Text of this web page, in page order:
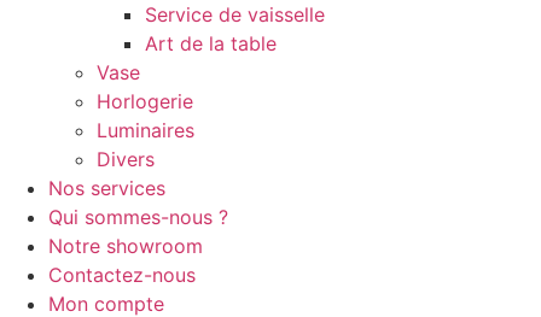
Service de vaisselle
Art de la table
Vase
Horlogerie
Luminaires
Divers
Nos services
Qui sommes-nous ?
Notre showroom
Contactez-nous
Mon compte